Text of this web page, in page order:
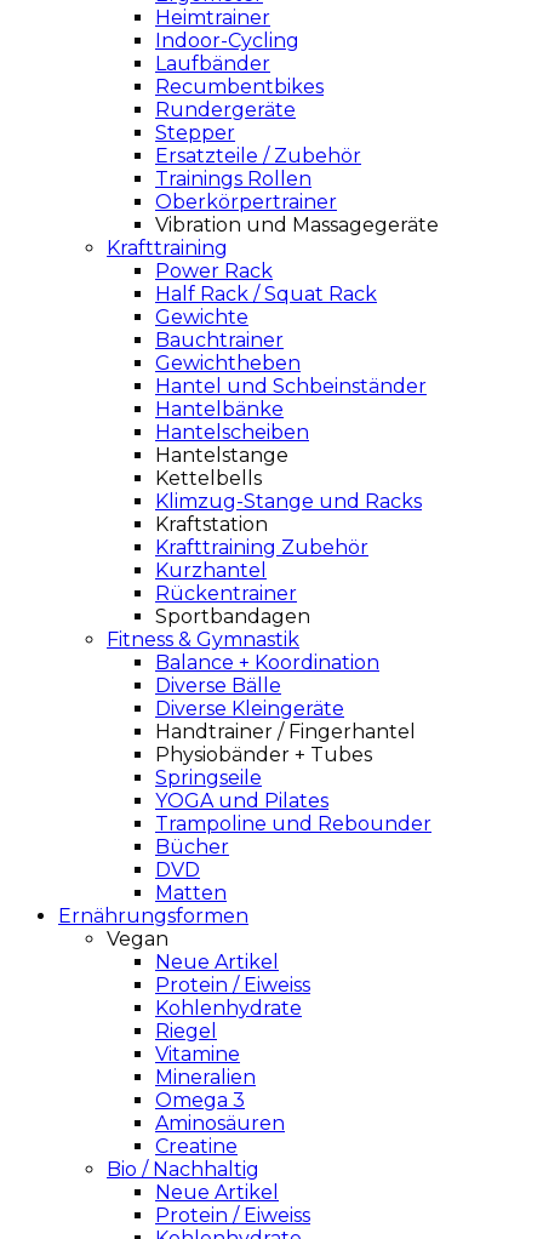
Heimtrainer
Indoor-Cycling
Laufbänder
Recumbentbikes
Rundergeräte
Stepper
Ersatzteile / Zubehör
Trainings Rollen
Oberkörpertrainer
Vibration und Massagegeräte
Krafttraining
Power Rack
Half Rack / Squat Rack
Gewichte
Bauchtrainer
Gewichtheben
Hantel und Schbeinständer
Hantelbänke
Hantelscheiben
Hantelstange
Kettelbells
Klimzug-Stange und Racks
Kraftstation
Krafttraining Zubehör
Kurzhantel
Rückentrainer
Sportbandagen
Fitness & Gymnastik
Balance + Koordination
Diverse Bälle
Diverse Kleingeräte
Handtrainer / Fingerhantel
Physiobänder + Tubes
Springseile
YOGA und Pilates
Trampoline und Rebounder
Bücher
DVD
Matten
Ernährungsformen
Vegan
Neue Artikel
Protein / Eiweiss
Kohlenhydrate
Riegel
Vitamine
Mineralien
Omega 3
Aminosäuren
Creatine
Bio / Nachhaltig
Neue Artikel
Protein / Eiweiss